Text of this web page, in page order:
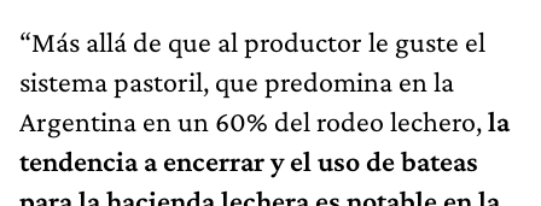
“Más allá de que al productor le guste el
sistema pastoril, que predomina en la
Argentina en un 60% del rodeo lechero,la
tendencia a encerrar y el uso de bateas